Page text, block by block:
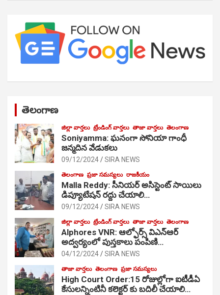
తెలంగాణ
జిల్లా వార్తలు ట్రేండింగ్ వార్తలు తాజా వార్తలు తెలంగాణ
Soniyamma: ఘ‌నంగా సోనియా గాంధీ
జ‌న్మ‌దిన వేడుక‌లు
09/12/2024 SIRA NEWS
తెలంగాణ ప్రజా సమస్యలు రాజకీయం
Malla Reddy: సీనియర్ అసిస్టెంట్ సాయిలు
డిప్యూటేషన్ రద్దు చేయాలి…
09/12/2024 SIRA NEWS
జిల్లా వార్తలు ట్రేండింగ్ వార్తలు తాజా వార్తలు తెలంగాణ
Alphores VNR: ఆల్ఫోర్స్ విఎన్ఆర్
అద్వర్యంలో పుస్తకాలు పంపిణి…
04/12/2024 SIRA NEWS
తాజా వార్తలు తెలంగాణ ప్రజా సమస్యలు
High Court Order:15 రోజుల్లోగా ఐటీడీఏ
కేసులన్నింటినీ కలెక్టర్ కు బదిలీ చేయాలి…